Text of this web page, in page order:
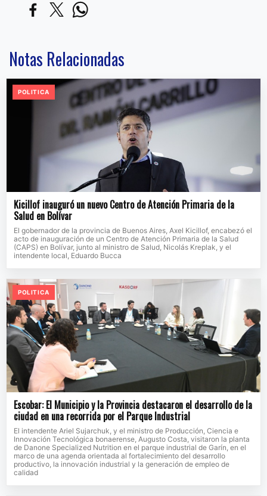
Notas Relacionadas
POLITICA
Kicillof inauguró un nuevo Centro de Atención Primaria de la
Salud en Bolívar
El gobernador de la provincia de Buenos Aires, Axel Kicillof, encabezó el
acto de inauguración de un Centro de Atención Primaria de la Salud
(CAPS) en Bolívar, junto al ministro de Salud, Nicolás Kreplak, y el
intendente local, Eduardo Bucca
POLITICA
Escobar: El Municipio y la Provincia destacaron el desarrollo de la
ciudad en una recorrida por el Parque Industrial
El intendente Ariel Sujarchuk, y el ministro de Producción, Ciencia e
Innovación Tecnológica bonaerense, Augusto Costa, visitaron la planta
de Danone Specialized Nutrition en el parque industrial de Garín, en el
marco de una agenda orientada al fortalecimiento del desarrollo
productivo, la innovación industrial y la generación de empleo de
calidad